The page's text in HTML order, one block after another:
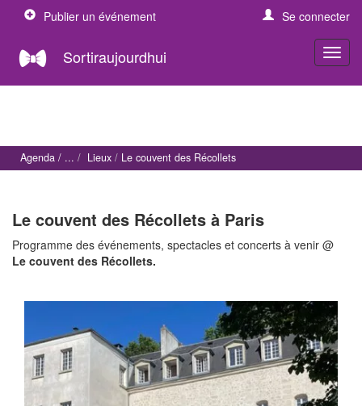
Publier un événement Se connecter
Sortiraujourdhui
Agenda Lieux Le couvent des Récollets
Le couvent des Récollets à Paris
Programme des événements, spectacles et concerts à venir @
Le couvent des Récollets.